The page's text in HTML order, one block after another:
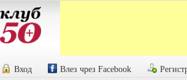
Вход Влез чрез Facebook